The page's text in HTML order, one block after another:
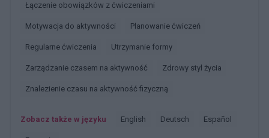
łączenie obowiązków z ćwiczeniami
Motywacja do aktywności Planowanie ćwiczeń
Regularne ćwiczenia Utrzymanie formy
Zarządzanie czasem na aktywność Zdrowy styl życia
Znalezienie czasu na aktywność fizyczną
Zobacz także w języku english deutsch español